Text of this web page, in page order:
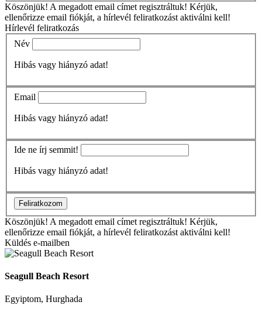
Köszönjük! A megadott email címet regisztráltuk! Kérjük,
ellenőrizze email fiókját, a hírlevél feliratkozást aktiválni kell!
Hírlevél feliratkozás
Név
Hibás vagy hiányzó adat!
Email
Hibás vagy hiányzó adat!
Ide ne írj semmit!
Hibás vagy hiányzó adat!
Feliratkozom
Köszönjük! A megadott email címet regisztráltuk! Kérjük,
ellenőrizze email fiókját, a hírlevél feliratkozást aktiválni kell!
Küldés e-mailben
Seagull Beach Resort
Egyiptom, Hurghada